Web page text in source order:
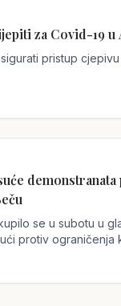
za Covid-19 u
pristup
se u subotu u
protiv ograničenja